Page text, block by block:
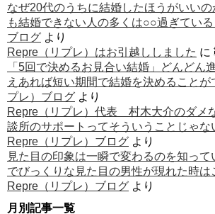
なぜ20代のうちに結婚したほうがいいの
も結婚できない人の多くは○○過ぎている
ブログ より
Repre（リプレ）はお引越ししました に
「5回で決めるお見合い結婚」どんどん
えあれば短い期間で結婚を決めることが
プレ）ブログ より
Repre（リプレ）代表 村木大介のダメ
談所のサポートってそういうことじゃな
Repre（リプレ）ブログ より
見た目の印象は一瞬で変わるのを知って
でびっくりな見た目の男性が現れた時は
Repre（リプレ）ブログ より
月別記事一覧